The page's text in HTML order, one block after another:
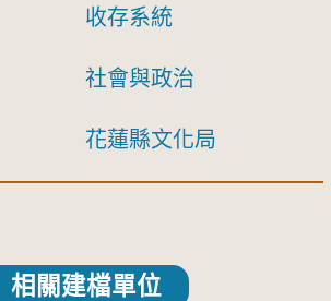
收存系統
社會與政治
花蓮縣文化局
相關建檔單位